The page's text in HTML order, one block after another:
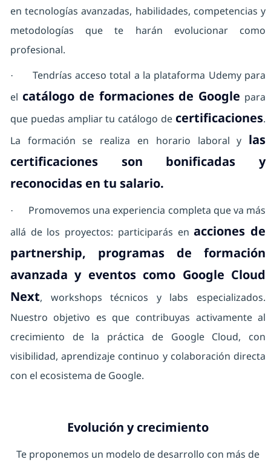
en tecnologías avanzadas, habilidades, competencias y
metodologías que te harán evolucionar como
profesional.
·
Tendrías acceso total a la plataforma Udemy para
el catálogo de formaciones de Google para
que puedas ampliar tu catálogo de certificaciones.
La formación se realiza en horario laboral y las
certificaciones son bonificadas y
reconocidas en tu salario.
·
Promovemos una experiencia completa que va más
allá de los proyectos: participarás enacciones de
partnership, programas de formación
avanzada y eventos como Google Cloud
Next, workshops técnicos y labs especializados.
Nuestro objetivo es que contribuyas activamente al
crecimiento de la práctica de Google Cloud, con
visibilidad, aprendizaje continuo y colaboración directa
con el ecosistema de Google.
Evolución y crecimiento
Te proponemos un modelo de desarrollo con más de